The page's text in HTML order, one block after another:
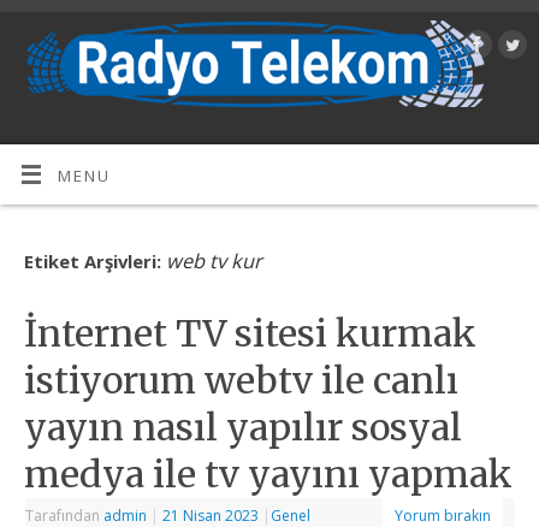
MENU
Etiket Arşivleri: web tv kur
İnternet TV sitesi kurmak
istiyorum webtv ile canlı
yayın nasıl yapılır sosyal
medya ile tv yayını yapmak
Tarafından admin | 21 Nisan 2023 | Genel Yorum bırakın